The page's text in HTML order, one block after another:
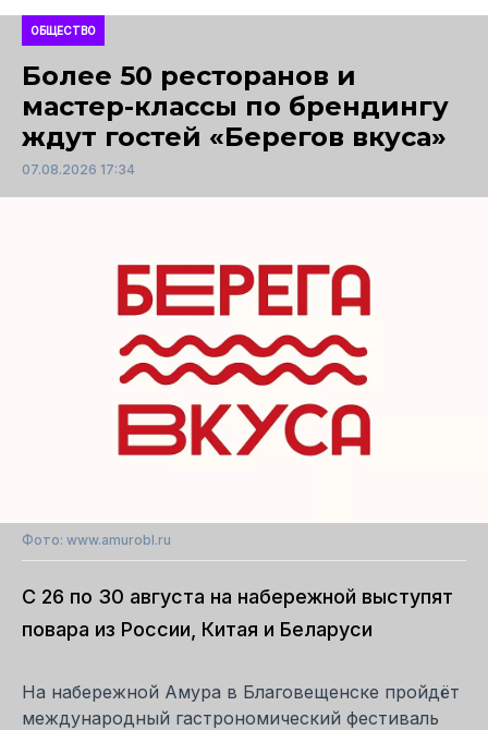
ОБЩЕСТВО
Более 50 ресторанов и
мастер-классы по брендингу
ждут гостей «Берегов вкуса»
07.08.2026 17:34
Фото: www.amurobl.ru
С 26 по 30 августа на набережной выступят
повара из России, Китая и Беларуси
На набережной Амура в Благовещенске пройдёт
международный гастрономический фестиваль